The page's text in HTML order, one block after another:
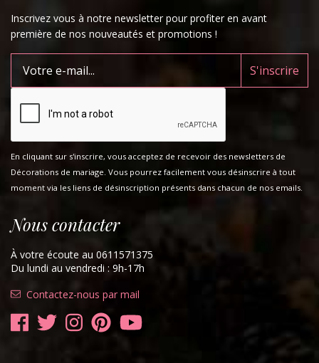
Inscrivez vous à notre newsletter pour profiter en avant
première de nos nouveautés et promotions !
En cliquant sur s'inscrire, vous acceptez de recevoir des newsletters de
Décorations de mariage. Vous pourrez facilement vous désinscrire à tout
moment via les liens de désinscription présents dans chacun de nos emails.
Nous contacter
À votre écoute au 0611571375
Du lundi au vendredi : 9h-17h
Contactez-nous par mail